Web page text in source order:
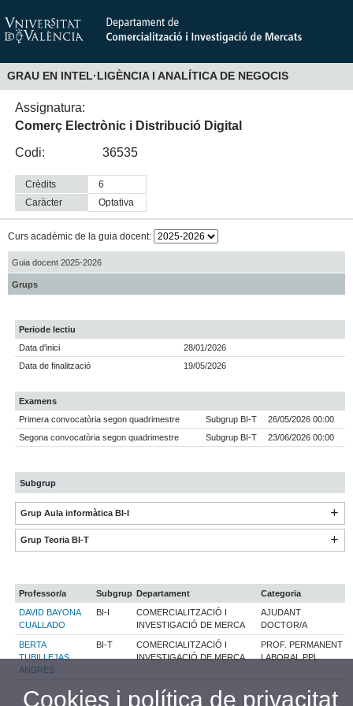
GRAU EN INTEL·LIGÈNCIA I ANALÍTICA DE NEGOCIS
Assignatura:
Comerç Electrònic i Distribució Digital
Codi:
36535
Crèdits
6
Caràcter
optativa
Curs acadèmic de la guia docent:
Guia docent 2025-2026
Grups
Periode lectiu
Data d'inici
28/01/2026
Data de finalització
19/05/2026
Examens
Primera convocatòria segon quadrimestre
Subgrup BI-T
26/05/2026 00:00
Segona convocatòria segon quadrimestre
Subgrup BI-T 23/06/2026 00:00
Subgrup
Grup Aula informàtica BI-I
Grup Teoria BI-T
Professor/a Subgrup Departament
Categoria
DAVID BAYONA
CUALLADO
BI-I
COMERCIALITZACIÓ I
INVESTIGACIÓ DE MERCA
AJUDANT
DOCTOR/A
BERTA
TUBILLEJAS
ANDRES
BI-T
COMERCIALITZACIÓ I
INVESTIGACIÓ DE MERCA
PROF. PERMANENT
LABORAL PPL
Cookies i política de privacitat